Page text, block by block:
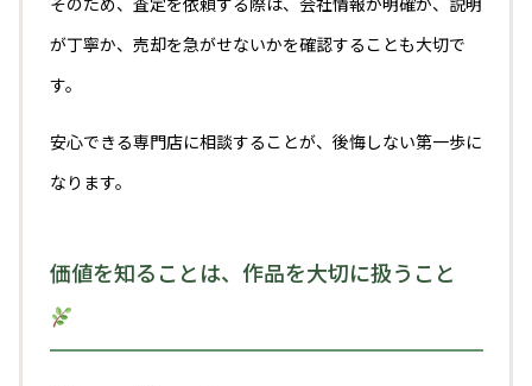
が丁寧か、売却を急がせないかを確認することも大切で
す。
安心できる専門店に相談することが、後悔しない第一歩に
なります。
価値を知ることは、作品を大切に扱うこと